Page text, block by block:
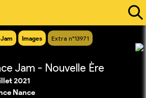
Images Extra n°13971
Jam - Nouvelle Ère
2021
Nance